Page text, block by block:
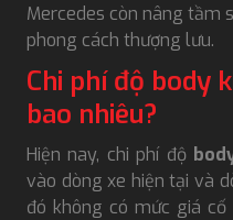
Mercedes còn nâng tầm
phong cách thượng lưu.
Chi phí độ body
bao nhiêu?
Hiện nay, chi phí độ
vào dòng xe hiện tại và
đó không có mức giá